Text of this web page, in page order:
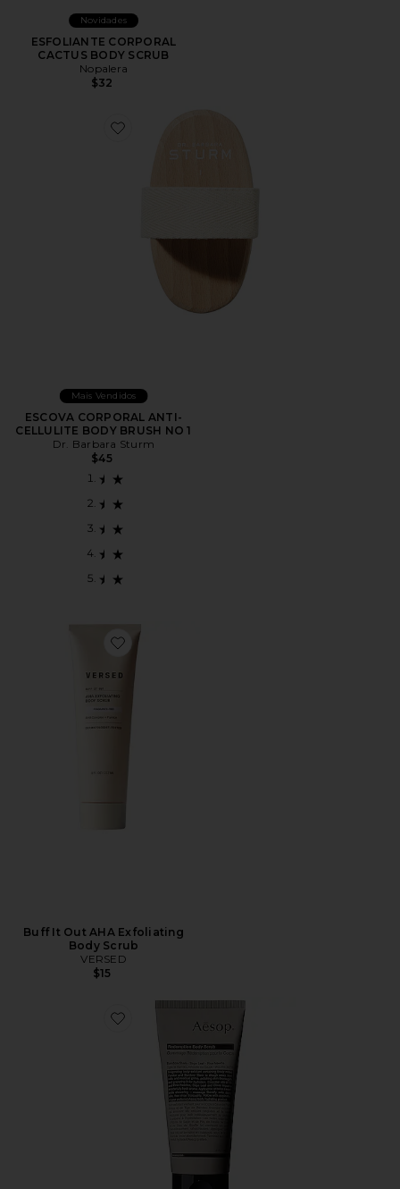
Novidades
ESFOLIANTE CORPORAL
CACTUS BODY SCRUB
Nopalera
$32
Favorite ESCOVA CORPORAL ANTI-CELLULITE
Mais Vendidos
ESCOVA CORPORAL ANTI-
CELLULITE BODY BRUSH NO 1
Dr. Barbara Sturm
$45
Favorite Buff It Out AHA Exfoliating Body Scrub
Buff It Out AHA Exfoliating
Body Scrub
VERSED
$15
Favorite ESFOLIANTE CORPORAL REDEMPTION